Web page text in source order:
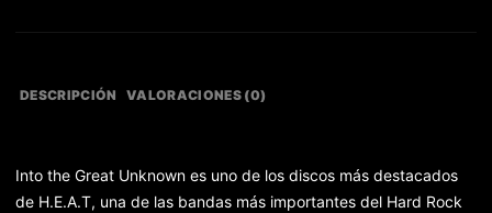
DESCRIPCIÓN VALORACIONES (0)
Into the Great Unknown es uno de los discos más destacados
de H.E.A.T, una de las bandas más importantes del Hard Rock